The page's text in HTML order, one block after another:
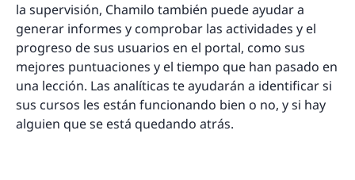
la supervisión, Chamilo también puede ayudar a
generar informes y comprobar las actividades y el
progreso de sus usuarios en el portal, como sus
mejores puntuaciones y el tiempo que han pasado en
una lección. Las analíticas te ayudarán a identificar si
sus cursos les están funcionando bien o no, y si hay
alguien que se está quedando atrás.